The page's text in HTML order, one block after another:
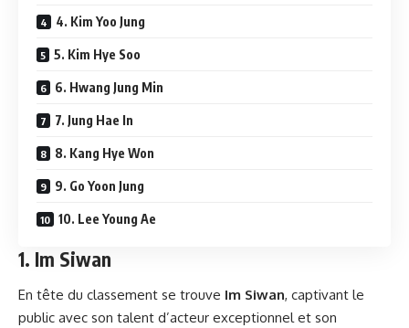
4. Kim Yoo Jung
5. Kim Hye Soo
6. Hwang Jung Min
7. Jung Hae In
8. Kang Hye Won
9. Go Yoon Jung
10. Lee Young Ae
1. Im Siwan
En tête du classement se trouve Im Siwan, captivant le
public avec son talent d’acteur exceptionnel et son